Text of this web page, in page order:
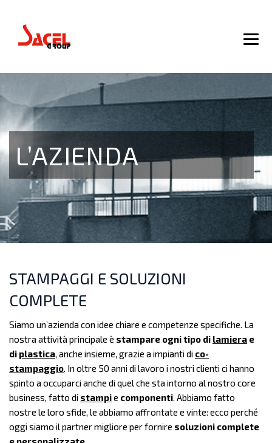
L’AZIENDA
STAMPAGGI E SOLUZIONI
COMPLETE
Siamo un’azienda con idee chiare e competenze specifiche. La
nostra attività principale è stampare ogni tipo di lamiera e
di plastica, anche insieme, grazie a impianti di co-
stampaggio. In oltre 50 anni di lavoro i nostri clienti ci hanno
spinto a occuparci anche di quel che sta intorno al nostro core
business, fatto di stampie componenti. Abbiamo fatto
nostre le loro sfide, le abbiamo affrontate e vinte: ecco perché
oggi siamo il partner migliore per fornire soluzioni complete